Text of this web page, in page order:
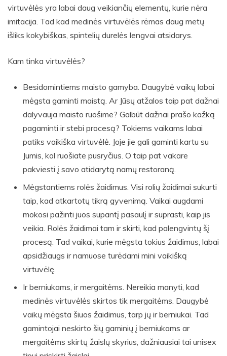
virtuvėlės yra labai daug veikiančių elementų, kurie nėra
imitacija. Tad kad medinės virtuvėlės rėmas daug metų
išliks kokybiškas, spintelių durelės lengvai atsidarys.
Kam tinka virtuvėlės?
Besidomintiems maisto gamyba. Daugybė vaikų labai
mėgsta gaminti maistą. Ar Jūsų atžalos taip pat dažnai
dalyvauja maisto ruošime? Galbūt dažnai prašo kažką
pagaminti ir stebi procesą? Tokiems vaikams labai
patiks vaikiška virtuvėlė. Joje jie gali gaminti kartu su
Jumis, kol ruošiate pusryčius. O taip pat vakare
pakviesti į savo atidarytą namų restoraną.
Mėgstantiems rolės žaidimus. Visi rolių žaidimai sukurti
taip, kad atkartotų tikrą gyvenimą. Vaikai augdami
mokosi pažinti juos supantį pasaulį ir suprasti, kaip jis
veikia. Rolės žaidimai tam ir skirti, kad palengvintų šį
procesą. Tad vaikai, kurie mėgsta tokius žaidimus, labai
apsidžiaugs ir namuose turėdami mini vaikišką
virtuvėlę.
Ir berniukams, ir mergaitėms. Nereikia manyti, kad
medinės virtuvėlės skirtos tik mergaitėms. Daugybė
vaikų mėgsta šiuos žaidimus, tarp jų ir berniukai. Tad
gamintojai neskirto šių gaminių į berniukams ar
mergaitėms skirtų žaislų skyrius, dažniausiai tai unisex